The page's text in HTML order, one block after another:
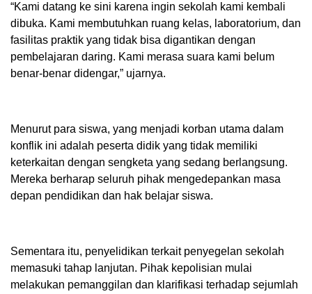
“Kami datang ke sini karena ingin sekolah kami kembali
dibuka. Kami membutuhkan ruang kelas, laboratorium, dan
fasilitas praktik yang tidak bisa digantikan dengan
pembelajaran daring. Kami merasa suara kami belum
benar-benar didengar,” ujarnya.
Menurut para siswa, yang menjadi korban utama dalam
konflik ini adalah peserta didik yang tidak memiliki
keterkaitan dengan sengketa yang sedang berlangsung.
Mereka berharap seluruh pihak mengedepankan masa
depan pendidikan dan hak belajar siswa.
Sementara itu, penyelidikan terkait penyegelan sekolah
memasuki tahap lanjutan. Pihak kepolisian mulai
melakukan pemanggilan dan klarifikasi terhadap sejumlah